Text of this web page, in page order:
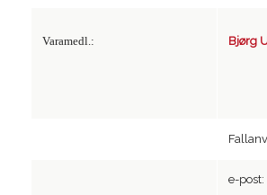
Varamedl.: Bjørg
e-post: